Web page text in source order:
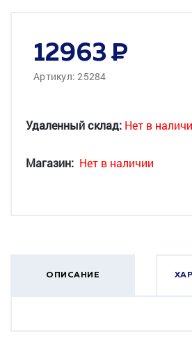
12963
Артикул: 25284
Удаленный склад: Нет в
Магазин: Нет в наличии
ОПИСАНИЕ